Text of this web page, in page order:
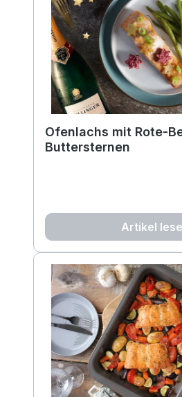
Ofenlachs mit Rote-
Buttersternen
Artikel